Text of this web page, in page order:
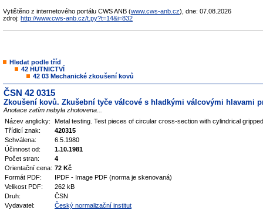
Vytištěno z internetového portálu CWS ANB (www.cws-anb.cz), dne: 07.08.2026
zdroj: http://www.cws-anb.cz/t.py?t=14&i=832
Hledat podle tříd
42 HUTNICTVÍ
42 03 Mechanické zkoušení kovů
ČSN 42 0315
Zkoušení kovů. Zkušební tyče válcové s hladkými válcovými hlavami
Anotace zatím nebyla zhotovena...
Název anglicky:
Metal testing. Test pieces of circular cross-section with cylindrical
Třídicí znak:
420315
Schválena:
6.5.1980
Účinnost od:
1.10.1981
Počet stran:
4
Orientační cena: 72 Kč
Formát PDF:
IPDF - Image PDF (norma je skenovaná)
Velikost PDF:
262 kB
Druh:
ČSN
Vydavatel:
Český normalizační institut